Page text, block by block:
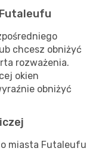
chcesz obniżyć
rozważenia.
okien
obniżyć
miasta Futaleufu